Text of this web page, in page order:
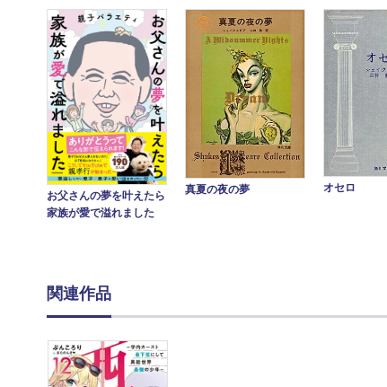
お父さんの夢を叶えたら
家族が愛で溢れました
真夏の夜の夢 オセロ
関連作品